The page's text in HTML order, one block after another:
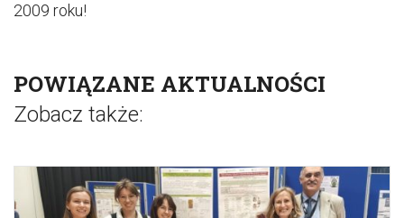
2009 roku!
POWIĄZANE AKTUALNOŚCI
Zobacz także: